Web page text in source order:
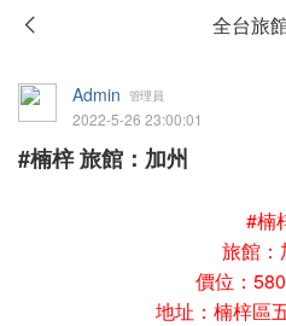
全台旅
Admin 管理員
2022-5-26 23:00:01
#楠梓 旅館：加州
#楠
旅館：
價位：580
地址：楠梓區